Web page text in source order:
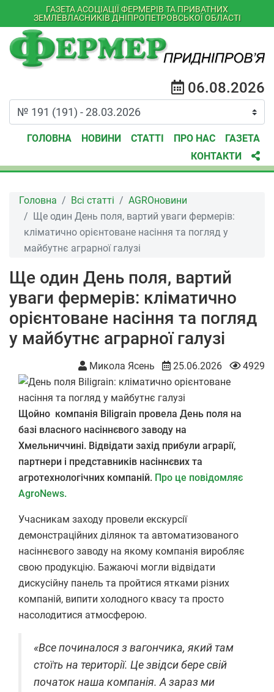
ГАЗЕТА АСОЦІАЦІЇ ФЕРМЕРІВ ТА ПРИВАТНИХ
ЗЕМЛЕВЛАСНИКІВ ДНІПРОПЕТРОВСЬКОЇ ОБЛАСТІ
06.08.2026
ГОЛОВНА НОВИНИ СТАТТІ ПРО НАС
ГАЗЕТА
КОНТАКТИ
Головна Всі статті
AGROновини
Ще один День поля, вартий уваги фермерів:
кліматично орієнтоване насіння та погляд у
майбутнє аграрної галузі
Ще один День поля, вартий
уваги фермерів: кліматично
орієнтоване насіння та погляд
у майбутнє аграрної галузі
Микола Ясень 25.06.2026 4929
Щойно компанія Biligrain провела День поля на
базі власного насіннєвого заводу на
Хмельниччині. Відвідати захід прибули аграрії,
партнери і представників насіннєвих та
агротехнологічних компаній. Про це повідомляє
AgroNews.
Учасникам заходу провели екскурсії
демонстраційних ділянок та автоматизованого
насіннєвого заводу на якому компанія виробляє
свою продукцію. Бажаючі могли відвідати
дискусійну панель та пройтися ятками різних
компаній, випити холодного квасу та просто
насолодитися атмосферою.
«Все починалося з вагончика, який там
стоїть на території. Це звідси бере свій
початок наша компанія. А зараз ми